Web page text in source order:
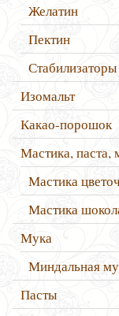
Желатин
Пектин
Изомальт
Какао-порошок
Мастика, паста,
Мастика
Мастика
Мука
Миндальная
Пасты